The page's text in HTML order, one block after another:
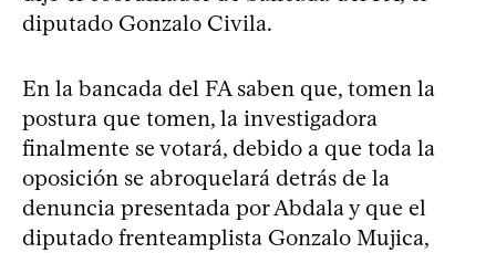
diputado Gonzalo Civila.
En la bancada del FA saben que, tomen la
postura que tomen, la investigadora
finalmente se votará, debido a que toda la
oposición se abroquelará detrás de la
denuncia presentada por Abdala y que el
diputado frenteamplista Gonzalo Mujica,